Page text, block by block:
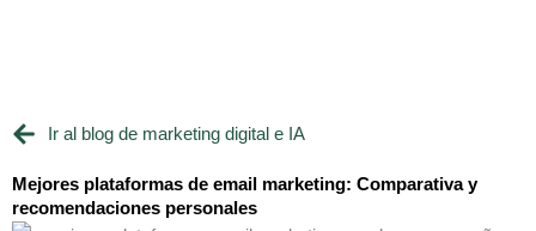
Ir al blog de marketing digital e IA
Mejores plataformas de email marketing: Comparativa y
recomendaciones personales